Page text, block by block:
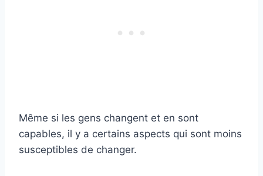
Même si les gens changent et en sont
capables, il y a certains aspects qui sont moins
susceptibles de changer.